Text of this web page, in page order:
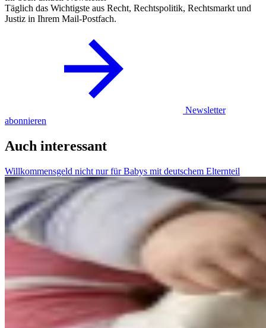
Täglich das Wichtigste aus Recht, Rechtspolitik, Rechtsmarkt und
Justiz in Ihrem Mail-Postfach.
Newsletter
abonnieren
Auch interessant
Willkommensgeld nicht nur für Babys mit deutschem Elternteil